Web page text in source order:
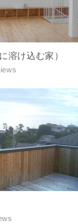
溶け込む家）